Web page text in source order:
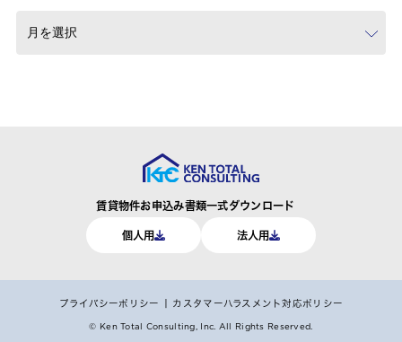
賃貸物件お申込み書類一式ダウンロード
個人用 法人用
プライバシーポリシー カスタマーハラスメント対応ポリシー
© Ken Total Consulting, Inc. All Rights Reserved.